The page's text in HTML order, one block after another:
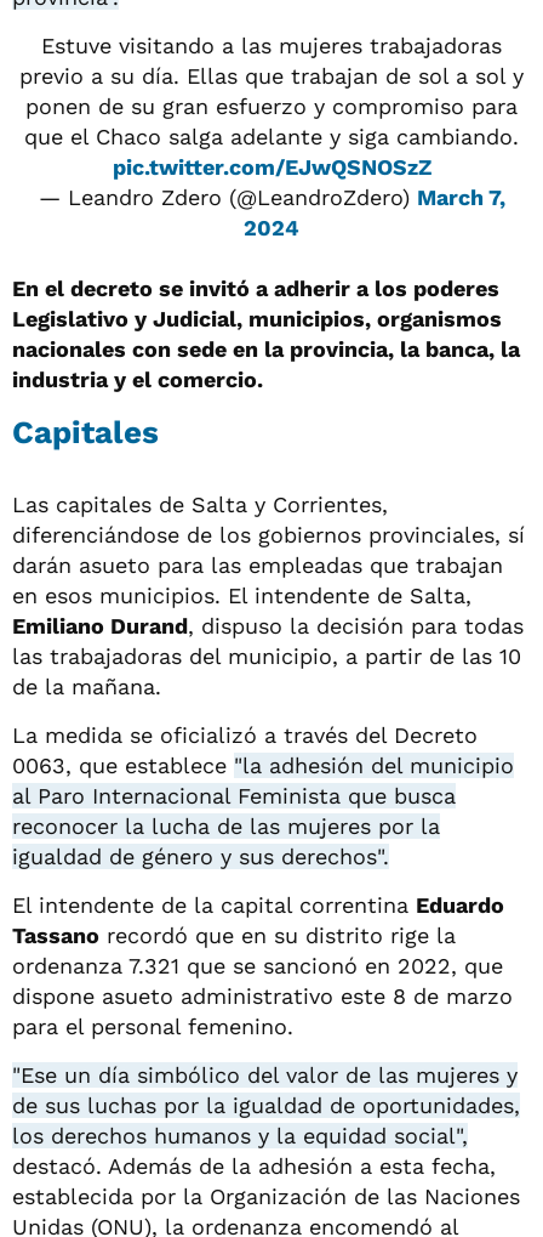
Estuve visitando a las mujeres trabajadoras
previo a su día. Ellas que trabajan de sol a sol y
ponen de su gran esfuerzo y compromiso para
que el Chaco salga adelante y siga cambiando.
pic.twitter.com/EJwQSNOSzZ
— Leandro Zdero (@LeandroZdero) March 7,
2024
En el decreto se invitó a adherir a los poderes
Legislativo y Judicial, municipios, organismos
nacionales con sede en la provincia, la banca, la
industria y el comercio.
Capitales
Las capitales de Salta y Corrientes,
diferenciándose de los gobiernos provinciales, sí
darán asueto para las empleadas que trabajan
en esos municipios. El intendente de Salta,
Emiliano Durand, dispuso la decisión para todas
las trabajadoras del municipio, a partir de las 10
de la mañana.
La medida se oficializó a través del Decreto
0063, que establece "la adhesión del municipio
al Paro Internacional Feminista que busca
reconocer la lucha de las mujeres por la
igualdad de género y sus derechos".
El intendente de la capital correntina Eduardo
Tassano recordó que en su distrito rige la
ordenanza 7.321 que se sancionó en 2022, que
dispone asueto administrativo este 8 de marzo
para el personal femenino.
"Ese un día simbólico del valor de las mujeres y
de sus luchas por la igualdad de oportunidades,
los derechos humanos y la equidad social",
destacó. Además de la adhesión a esta fecha,
establecida por la Organización de las Naciones
Unidas (ONU), la ordenanza encomendó al